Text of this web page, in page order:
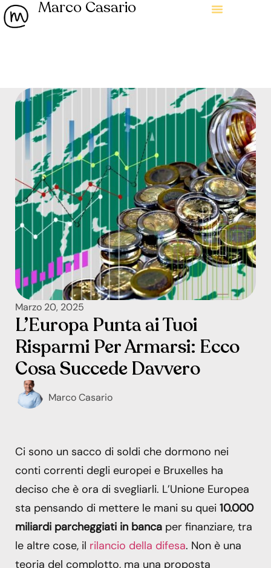
Marco Casario
Marzo 20, 2025
L’Europa Punta ai Tuoi
Risparmi Per Armarsi: Ecco
Cosa Succede Davvero
Marco Casario
Ci sono un sacco di soldi che dormono nei
conti correnti degli europei e Bruxelles ha
deciso che è ora di svegliarli. L’Unione Europea
sta pensando di mettere le mani su quei 10.000
miliardi parcheggiati in banca per finanziare, tra
le altre cose, il rilancio della difesa. Non è una
teoria del complotto, ma una proposta